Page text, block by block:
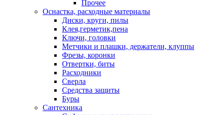
Прочее
Оснастка, расходные материалы
Диски, круги, пилы
Клея,герметик,пена
Ключи, головки
Метчики и плашки, держатели, клуппы
Фрезы, коронки
Отвертки, биты
Расходники
Сверла
Средства защиты
Буры
Сантехника